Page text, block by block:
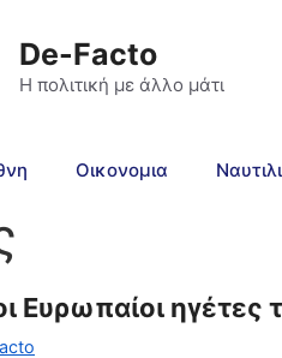
De-Facto
Η πολιτική με άλλο μάτι
Οικονομια
Ευρωπαίοι